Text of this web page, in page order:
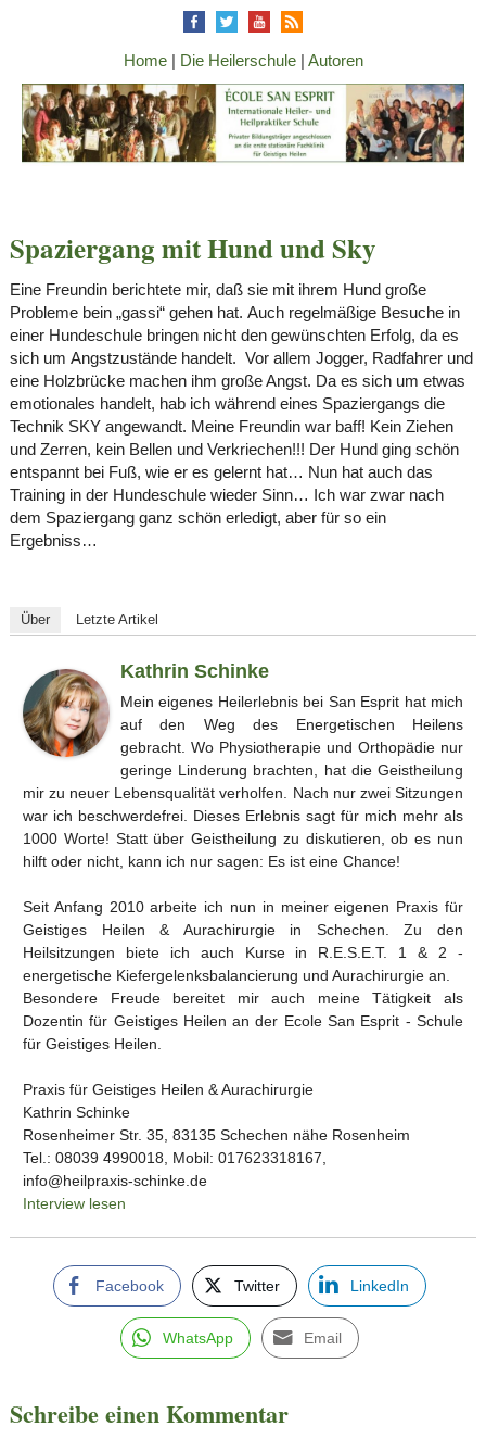
Home| Die Heilerschule| Autoren
Spaziergang mit Hund und Sky
Eine Freundin berichtete mir, daß sie mit ihrem Hund große
Probleme bein „gassi“ gehen hat. Auch regelmäßige Besuche in
einer Hundeschule bringen nicht den gewünschten Erfolg, da es
sich um Angstzustände handelt. Vor allem Jogger, Radfahrer und
eine Holzbrücke machen ihm große Angst. Da es sich um etwas
emotionales handelt, hab ich während eines Spaziergangs die
Technik SKY angewandt. Meine Freundin war baff! Kein Ziehen
und Zerren, kein Bellen und Verkriechen!!! Der Hund ging schön
entspannt bei Fuß, wie er es gelernt hat… Nun hat auch das
Training in der Hundeschule wieder Sinn… Ich war zwar nach
dem Spaziergang ganz schön erledigt, aber für so ein
Ergebniss…
Über Letzte Artikel
Kathrin Schinke
Mein eigenes Heilerlebnis bei San Esprit hat mich
auf den Weg des Energetischen Heilens
gebracht. Wo Physiotherapie und Orthopädie nur
geringe Linderung brachten, hat die Geistheilung
mir zu neuer Lebensqualität verholfen. Nach nur zwei Sitzungen
war ich beschwerdefrei. Dieses Erlebnis sagt für mich mehr als
1000 Worte! Statt über Geistheilung zu diskutieren, ob es nun
hilft oder nicht, kann ich nur sagen: Es ist eine Chance!
Seit Anfang 2010 arbeite ich nun in meiner eigenen Praxis für
Geistiges Heilen & Aurachirurgie in Schechen. Zu den
Heilsitzungen biete ich auch Kurse in R.E.S.E.T. 1 & 2 -
energetische Kiefergelenksbalancierung und Aurachirurgie an.
Besondere Freude bereitet mir auch meine Tätigkeit als
Dozentin für Geistiges Heilen an der Ecole San Esprit - Schule
für Geistiges Heilen.
Praxis für Geistiges Heilen & Aurachirurgie
Kathrin Schinke
Rosenheimer Str. 35, 83135 Schechen nähe Rosenheim
Tel.: 08039 4990018, Mobil: 017623318167,
info@heilpraxis-schinke.de
Interview lesen
Facebook Twitter LinkedIn
WhatsApp Email
Schreibe einen Kommentar